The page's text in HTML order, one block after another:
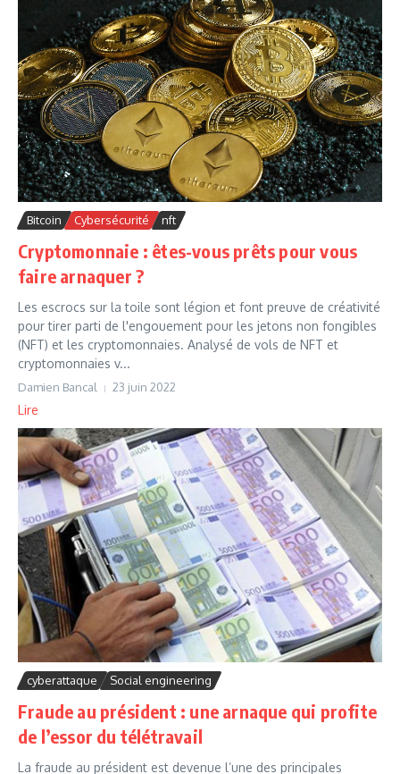
Bitcoin Cybersécurité nft
Cryptomonnaie : êtes-vous prêts pour vous
faire arnaquer ?
Les escrocs sur la toile sont légion et font preuve de créativité
pour tirer parti de l'engouement pour les jetons non fongibles
(NFT) et les cryptomonnaies. Analysé de vols de NFT et
cryptomonnaies v...
Damien Bancal 23 juin 2022
Lire
cyberattaque Social engineering
Fraude au président : une arnaque qui profite
de l’essor du télétravail
La fraude au président est devenue l’une des principales